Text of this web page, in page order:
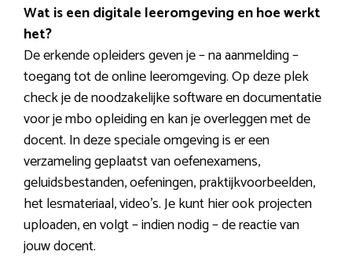
Wat is een digitale leeromgeving en hoe werkt
het?
De erkende opleiders geven je – na aanmelding –
toegang tot de online leeromgeving. Op deze plek
check je de noodzakelijke software en documentatie
voor je mbo opleiding en kan je overleggen met de
docent. In deze speciale omgeving is er een
verzameling geplaatst van oefenexamens,
geluidsbestanden, oefeningen, praktijkvoorbeelden,
het lesmateriaal, video’s. Je kunt hier ook projecten
uploaden, en volgt – indien nodig – de reactie van
jouw docent.